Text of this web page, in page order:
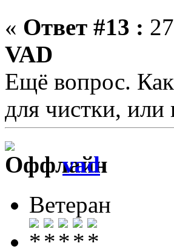
« Ответ #13 :
VAD
Ещё вопрос.
для чистки, или
vad
Ветеран